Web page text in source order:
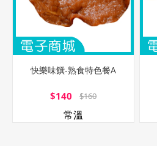
快樂味饌-熟食特色餐A
$140 $160
常溫